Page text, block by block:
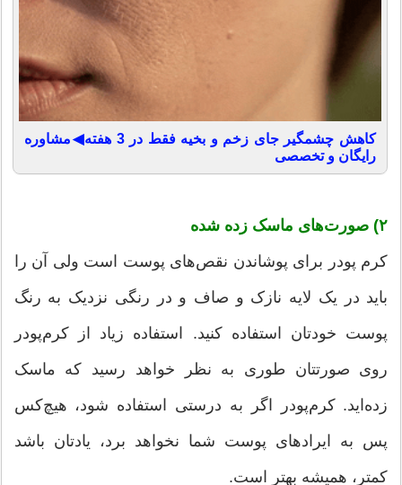
کاهش چشمگیر جای زخم و بخیه فقط در 3 هفته◀مشاوره
رایگان و تخصصی
۲) صورت‌های ماسک زده ‌شده
کرم پودر برای پوشاندن نقص‌های پوست است ولی آن را
باید در یک لایه نازک و صاف و در رنگی نزدیک به رنگ
پوست خودتان استفاده کنید. استفاده زیاد از کرم‌پودر
روی صورتتان طوری به نظر خواهد رسید که ماسک
زده‌اید. کرم‌پودر اگر به درستی استفاده شود، هیچ‌کس
پس به ایرادهای پوست شما نخواهد برد، یادتان باشد
کمتر، همیشه بهتر است.